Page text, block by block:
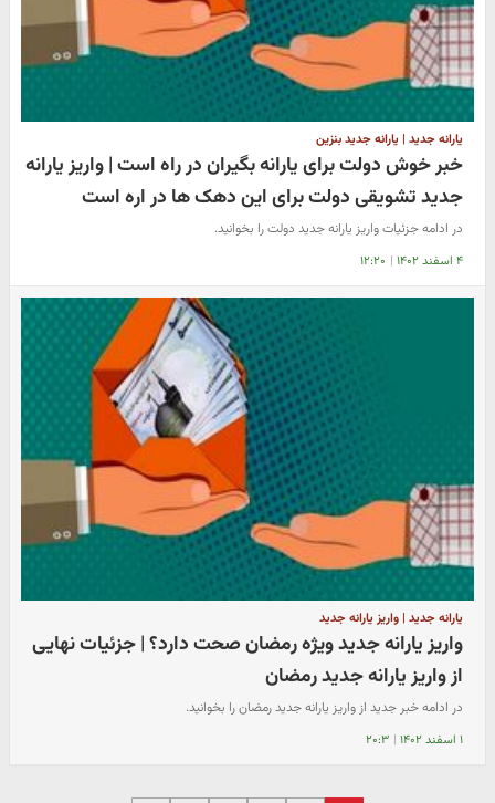
یارانه جدید | یارانه جدید بنزین
خبر خوش دولت برای یارانه بگیران در راه است | واریز یارانه
جدید تشویقی دولت برای این دهک ها در اره است
در ادامه جزئیات واریز یارانه جدید دولت را بخوانید.
۴ اسفند ۱۴۰۲ | ۱۲:۲۰
یارانه جدید | واریز یارانه جدید
واریز یارانه جدید ویژه رمضان صحت دارد؟ | جزئیات نهایی
از واریز یارانه جدید رمضان
در ادامه خبر جدید از واریز یارانه جدید رمضان را بخوانید.
۱ اسفند ۱۴۰۲ | ۲۰:۳